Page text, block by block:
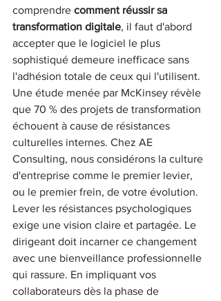
comprendre comment réussir sa
transformation digitale, il faut d'abord
accepter que le logiciel le plus
sophistiqué demeure inefficace sans
l'adhésion totale de ceux qui l'utilisent.
Une étude menée par McKinsey révèle
que 70 % des projets de transformation
échouent à cause de résistances
culturelles internes. Chez AE
Consulting, nous considérons la culture
d'entreprise comme le premier levier,
ou le premier frein, de votre évolution.
Lever les résistances psychologiques
exige une vision claire et partagée. Le
dirigeant doit incarner ce changement
avec une bienveillance professionnelle
qui rassure. En impliquant vos
collaborateurs dès la phase de